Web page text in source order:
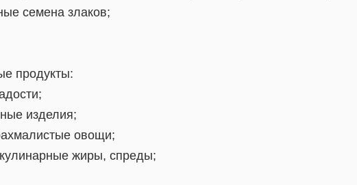
семена злаков;
продукты:
изделия;
овощи;
жиры, спреды;